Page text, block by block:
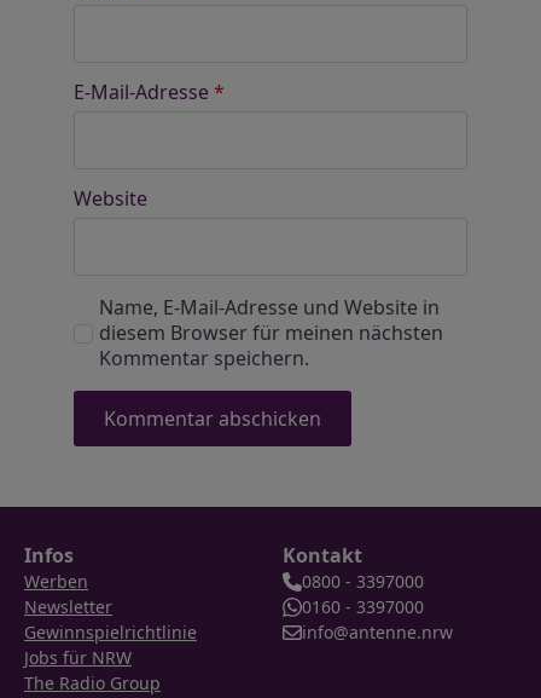
E-Mail-Adresse *
Website
Name, E-Mail-Adresse und Website in
diesem Browser für meinen nächsten
Kommentar speichern.
Infos
Werben
Newsletter
Gewinnspielrichtlinie
Jobs für NRW
The Radio Group
Kontakt
0800 - 3397000
0160 - 3397000
info@antenne.nrw